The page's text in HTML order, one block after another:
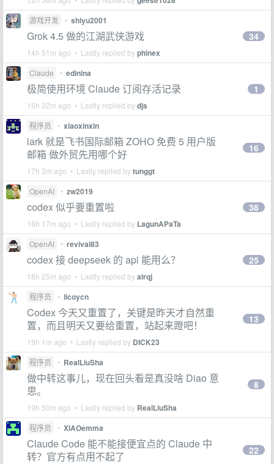
游戏开发 • shiyu2001
Grok 4.5 做的江湖武侠游戏
14h 51m ago • Lastly replied byphinex
34
Claude • edinina
极简使用环境 Claude 订阅存活记录
16h 32m ago • Lastly replied bydjs
1
程序员 • xiaoxinxin
lark 就是飞书国际邮箱 ZOHO 免费 5 用户版
邮箱 做外贸先用哪个好
17h 3m ago • Lastly replied bytunggt
16
OpenAI • zw2019
codex 似乎要重置啦
18h 17m ago • Lastly replied by LagunAPaTa
38
OpenAI • revival83
codex 接 deepseek 的 api 能用么？
18h 25m ago • Lastly replied byairqj
25
程序员 • licoycn
Codex 今天又重置了，关键是昨天才自然重
置，而且明天又要给重置，站起来蹬吧！
19h 1m ago • Lastly replied by DICK23
13
程序员 • RealLiuSha
做中转这事儿，现在回头看是真没啥 Diao 意
思。
19h 50m ago • Lastly replied by RealLiuSha
8
程序员 • XIAOemma
Claude Code 能不能接便宜点的 Claude 中
转？官方有点用不起了
22